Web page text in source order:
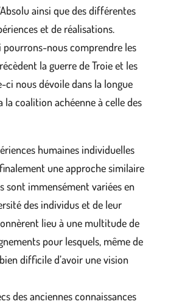
ainsi que des différentes
et de réalisations.
pourrons-nous comprendre les
la guerre de Troie et les
ci nous dévoile dans la longue
la coalition achéenne à celle des
humaines individuelles
une approche similaire
sont immensément variées en
des individus et de leur
lieu à une multitude de
pour lesquels, même de
difficile d’avoir une vision
des anciennes connaissances